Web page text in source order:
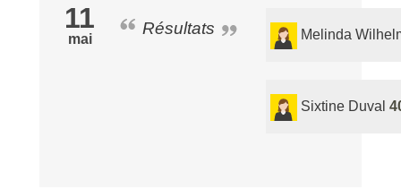
11
mai
Résultats Melinda
Sixtine Duval